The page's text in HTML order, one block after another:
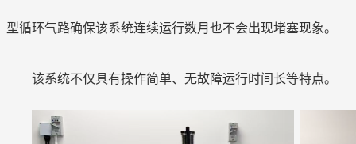
型循环气路确保该系统连续运行数月也不会出现堵塞现象。
该系统不仅具有操作简单、无故障运行时间长等特点。